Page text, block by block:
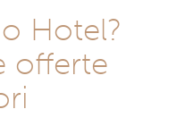
Hotel?
offerte